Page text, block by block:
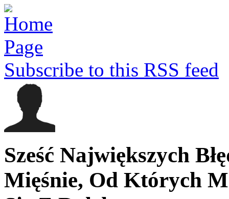
Subscribe to this RSS feed
Sześć Największych
Mięśnie, Od Których